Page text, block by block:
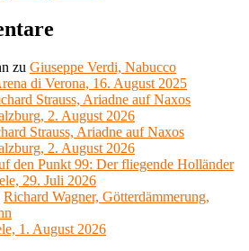
zu Giuseppe Verdi, Nabucco
di Verona, 16. August 2025
Strauss, Ariadne auf Naxos
2. August 2026
Strauss, Ariadne auf Naxos
2. August 2026
den Punkt 99: Der fliegende Holländer
29. Juli 2026
Richard Wagner, Götterdämmerung,
1. August 2026